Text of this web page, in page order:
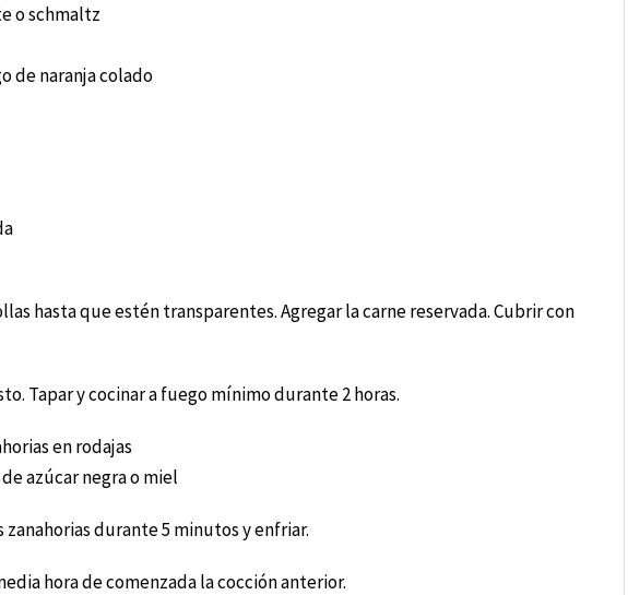
o schmaltz
de naranja colado
hasta que estén transparentes. Agregar la carne reservada. Cubrir con
Tapar y cocinar a fuego mínimo durante 2 horas.
en rodajas
azúcar negra o miel
zanahorias durante 5 minutos y enfriar.
hora de comenzada la cocción anterior.